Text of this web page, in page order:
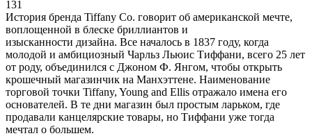
131
История бренда Tiffany Co. говорит об американской мечте,
воплощенной в блеске бриллиантов и
изысканности дизайна. Все началось в 1837 году, когда
молодой и амбициозный Чарльз Льюис Тиффани, всего 25 лет
от роду, объединился с Джоном Ф. Янгом, чтобы открыть
крошечный магазинчик на Манхэттене. Наименование
торговой точки Tiffany, Young and Ellis отражало имена его
основателей. В те дни магазин был простым ларьком, где
продавали канцелярские товары, но Тиффани уже тогда
мечтал о большем.